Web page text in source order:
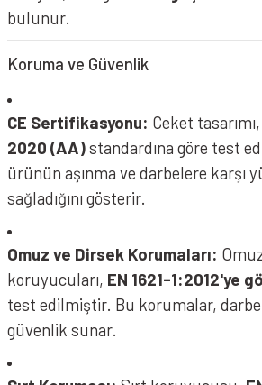
bulunur.
Koruma ve Güvenlik
CE Sertifikasyonu: Ceket tasarımı,
2020 (AA)standardına göre test
ürünün aşınma ve darbelere karşı
sağladığını gösterir.
Omuz ve Dirsek Korumaları:
koruyucuları, EN 1621-1:2012'ye
test edilmiştir. Bu korumalar, darbe
güvenlik sunar.